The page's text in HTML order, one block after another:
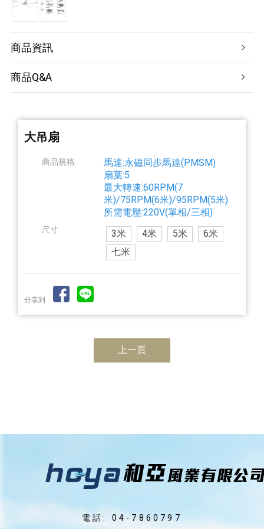
商品資訊
商品Q&A
大吊扇
商品規格
馬達:永磁同步馬達(PMSM)
扇葉:5
最大轉速:60RPM(7
米)/75RPM(6米)/95RPM(5米)
所需電壓:220V(單相/三相)
尺寸 3米 4米 5米
6米
七米
分享到
上一頁
電話: 04-7860797